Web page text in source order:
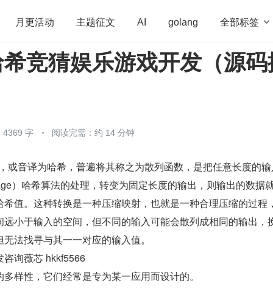
月更活动 主题征文 AI golang 全部标签 
算法 学习方法 Web3.0 高
竞猜娱乐游戏开发（源码
4369 字 阅读完需：约 14 分钟
或音译为哈希，普遍将其称之为散列函数，是把任意长度的
）哈希算法的处理，转变为固定长度的输出，则输出的数据
值。这种转换是一种压缩映射，也就是一种合理压缩的过程
小于输入的空间，但不同的输入可能会散列成相同的输出，
法找寻与其一一对应的输入值。
询薇芯 hkkf5566
性，它们经常是专为某一应用而设计的。